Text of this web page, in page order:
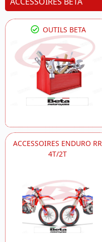
OUTILS BETA
ACCESSOIRES ENDURO RR
4T/2T